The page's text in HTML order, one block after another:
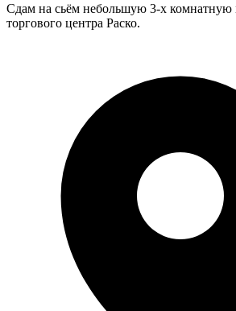
Сдам на сьём небольшую 3-х комнатную
торгового центра Раско.